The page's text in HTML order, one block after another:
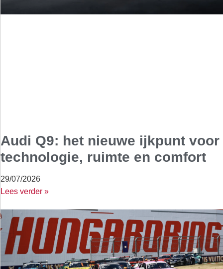
Audi Q9: het nieuwe ijkpunt voor
technologie, ruimte en comfort
29/07/2026
Lees verder »